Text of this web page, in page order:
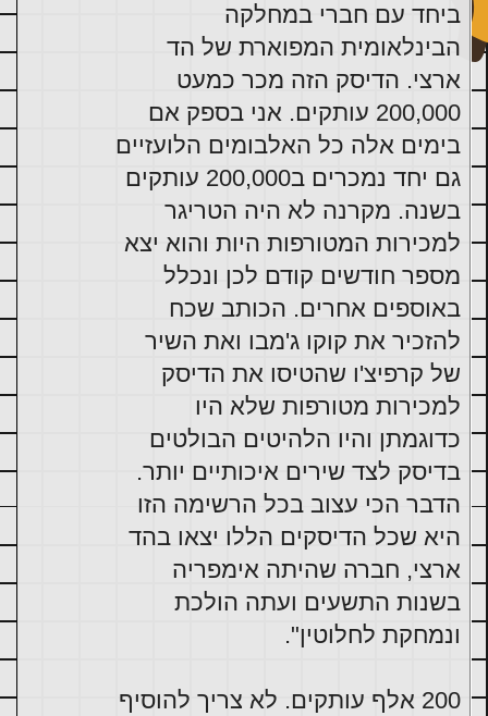
ביחד עם חברי במחלקה
הבינלאומית המפוארת של הד
ארצי. הדיסק הזה מכר כמעט
200,000 עותקים. אני בספק אם
בימים אלה כל האלבומים הלועזיים
גם יחד נמכרים ב200,000 עותקים
בשנה. מקרנה לא היה הטריגר
למכירות המטורפות היות והוא יצא
מספר חודשים קודם לכן ונכלל
באוספים אחרים. הכותב שכח
להזכיר את קוקו ג'מבו ואת השיר
של קרפיצ'ו שהטיסו את הדיסק
למכירות מטורפות שלא היו
כדוגמתן והיו הלהיטים הבולטים
הדבר הכי עצוב בכל הרשימה הזו
היא שכל הדיסקים הללו יצאו בהד
ארצי, חברה שהיתה אימפריה
בשנות התשעים ועתה הולכת
ונמחקת לחלוטין".
200 אלף עותקים. לא צריך להוסיף